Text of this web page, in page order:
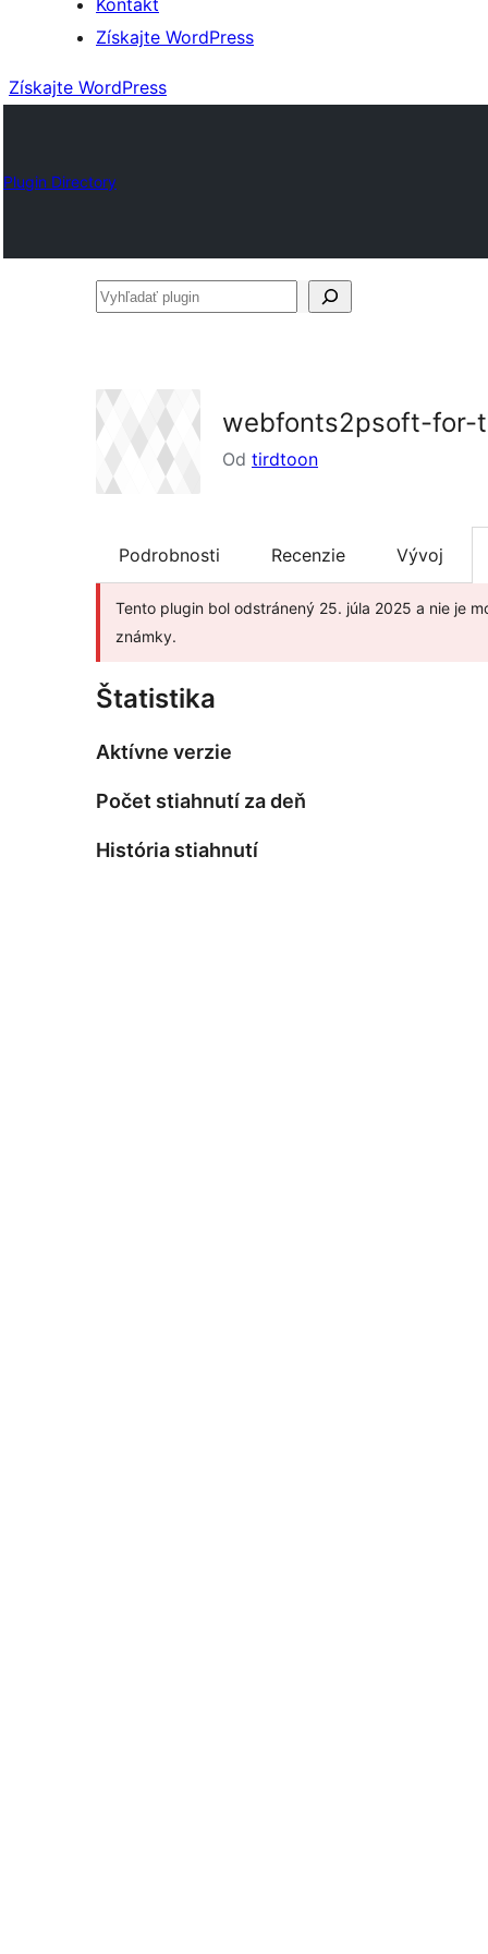
Kontakt
Získajte WordPress
Získajte WordPress
Plugin Directory
Vyhľadať
webfonts2psoft-for-
Od tirdtoon
Podrobnosti Recenzie Vývoj
Tento plugin bol odstránený 25. júla 2025 a nie je
známky.
Štatistika
Aktívne verzie
Počet stiahnutí za deň
História stiahnutí